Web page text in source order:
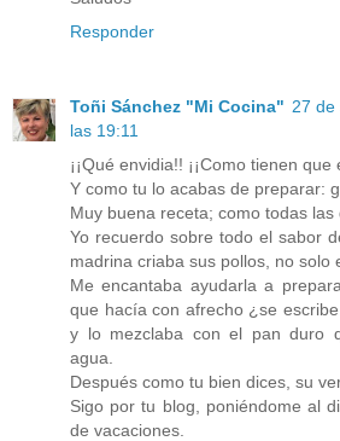
Responder
Toñi Sánchez "Mi Cocina" 27 de
las 19:11
¡¡Qué envidia!! ¡¡Como tienen
Y como tu lo acabas de preparar:
Muy buena receta; como todas las
Yo recuerdo sobre todo el sabor
madrina criaba sus pollos, no solo
Me encantaba ayudarla a
que hacía con afrecho ¿se
y lo mezclaba con el pan duro
agua.
Después como tu bien dices, su
Sigo por tu blog, poniéndome al
de vacaciones.